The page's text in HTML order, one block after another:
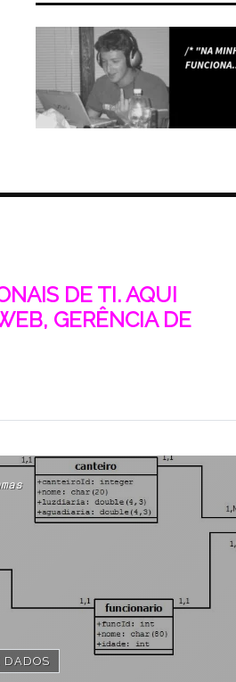
DE TI. AQUI
GERÊNCIA DE
DADOS